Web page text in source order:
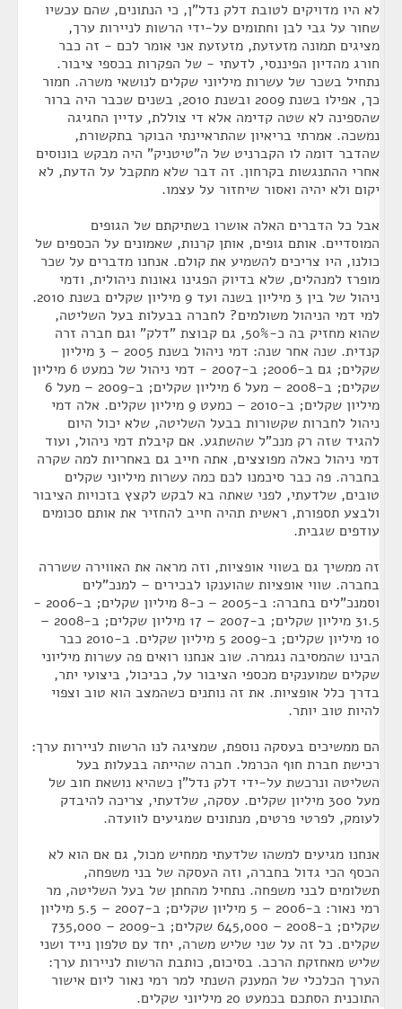
לא היו מדויקים לטובת דלק נדל"ן, כי הנתונים, שהם עכשיו
שחור על גבי לבן וחתומים על-ידי הרשות לניירות ערך,
מציגים תמונה מזעזעת, מזעזעת אני אומר לכם - זה כבר
חורג מהדיון הפיננסי, לדעתי - של הפקרות בכספי ציבור.
נתחיל בשכר של עשרות מיליוני שקלים לנושאי משרה. חמור
כך, אפילו בשנת 2009 ובשנת 2010, בשנים שכבר היה ברור
שהספינה לא שטה קדימה אלא די צוללת, עדיין החגיגה
נמשכה. אמרתי בריאיון שהתראיינתי הבוקר בתקשורת,
שהדבר דומה לו הקברניט של ה"טיטניק" היה מבקש בונוסים
אחרי ההתנגשות בקרחון. זה דבר שלא מתקבל על הדעת, לא
יקום ולא יהיה ואסור שיחזור על עצמו.
אבל כל הדברים האלה אושרו בשתיקתם של הגופים
המוסדיים. אותם גופים, אותן קרנות, שאמונים על הכספים של
כולנו, היו צריכים להשמיע את קולם. אנחנו מדברים על שכר
מופרז למנהלים, שלא בדיוק הפגינו גאונות ניהולית, ודמי
ניהול של בין 3 מיליון בשנה ועד 9 מיליון שקלים בשנת 2010.
למי דמי הניהול משולמים? לחברה בבעלות בעל השליטה,
שהוא מחזיק בה כ-50%, גם קבוצת "דלק" וגם חברה זרה
קנדית. שנה אחר שנה: דמי ניהול בשנת 2005 – 3 מיליון
שקלים; גם ב-2006; ב-2007 - דמי ניהול של כמעט 6 מיליון
שקלים; ב-2008 – מעל 6 מיליון שקלים; ב-2009 – מעל 6
מיליון שקלים; ב-2010 – כמעט 9 מיליון שקלים. אלה דמי
ניהול לחברות שקשורות בבעל השליטה, שלא יכול היום
להגיד שזה רק מנכ"ל שהשתגע. אם קיבלת דמי ניהול, ועוד
דמי ניהול כאלה מפוצצים, אתה חייב גם באחריות למה שקרה
בחברה. פה כבר סיכמנו לכם כמה עשרות מיליוני שקלים
טובים, שלדעתי, לפני שאתה בא לבקש לקצץ בזכויות הציבור
ולבצע תספורת, ראשית תהיה חייב להחזיר את אותם סכומים
עודפים שגבית.
זה ממשיך גם בשווי אופציות, וזה מראה את האווירה ששררה
בחברה. שווי אופציות שהוענקו לבכירים – למנכ"לים
וסמנכ"לים בחברה: ב-2005 – כ-8 מיליון שקלים; ב-2006 -
31.5 מיליון שקלים; ב-2007 – 17 מיליון שקלים; ב-2008 –
10 מיליון שקלים; ב-2009 5 מיליון שקלים. ב-2010 כבר
הבינו שהמסיבה נגמרה. שוב אנחנו רואים פה עשרות מיליוני
שקלים שמוענקים מכספי הציבור על, כביכול, ביצועי יתר,
בדרך כלל אופציות. את זה נותנים כשהמצב הוא טוב וצפוי
להיות טוב יותר.
הם ממשיכים בעסקה נוספת, שמציגה לנו הרשות לניירות ערך:
רכישת חברת חוף הכרמל. חברה שהייתה בבעלות בעל
השליטה ונרכשת על-ידי דלק נדל"ן כשהיא נושאת חוב של
מעל 300 מיליון שקלים. עסקה, שלדעתי, צריכה להיבדק
לעומק, לפרטי פרטים, מנתונים שמגיעים לוועדה.
אנחנו מגיעים למשהו שלדעתי ממחיש מכול, גם אם הוא לא
הכסף הכי גדול בחברה, וזה העסקה של בני משפחה,
תשלומים לבני משפחה. נתחיל מהחתן של בעל השליטה, מר
רמי נאור: ב-2006 – 5 מיליון שקלים; ב-2007 – 5.5 מיליון
שקלים; ב-2008 – 645,000 שקלים; ב-2009 – 735,000
שקלים. כל זה על שני שליש משרה, יחד עם טלפון נייד ושני
שליש מאחזקת הרכב. בסיכום, כותבת הרשות לניירות ערך:
הערך הכלכלי של המענק השנתי למר רמי נאור ליום אישור
התוכנית הסתכם בכמעט 20 מיליוני שקלים.